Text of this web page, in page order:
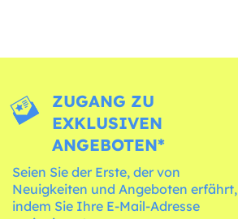
ZUGANG ZU
EXKLUSIVEN
ANGEBOTEN*
Seien Sie der Erste, der von
Neuigkeiten und Angeboten erfährt,
indem Sie Ihre E-Mail-Adresse